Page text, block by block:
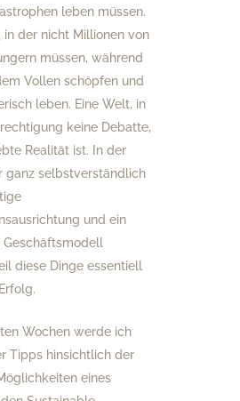
leben müssen.
in der nicht Millionen von
müssen, während
Vollen schöpfen und
leben. Eine Welt, in
keine Debatte,
Realität ist. In der
ganz selbstverständlich
und ein
Geschäftsmodell
diese Dinge essentiell
Wochen werde ich
Tipps hinsichtlich der
eines